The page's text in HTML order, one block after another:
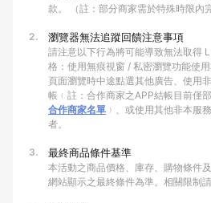
款。 （註：部分商家需於特殊時限內
2. 瀏覽器無法追蹤回饋注意事項
請注意以下行為將可能導致無法取得
格：使用無痕視窗 / 私密瀏覽功能使
頁面瀏覽時中途點選其他廣告、使用
帳﹙註：合作商家之APP結帳目前僅
合作商家名單 ﹚、或使用其他非本服
者。
3. 最終商品條件基準
本活動之商品價格、庫存、購物條件
網站顯示之最終條件為準。相關限制